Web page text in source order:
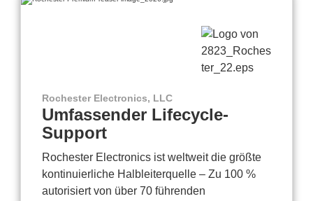
Rochester Electronics, LLC
Umfassender Lifecycle-
Support
Rochester Electronics ist weltweit die größte
kontinuierliche Halbleiterquelle – Zu 100 %
autorisiert von über 70 führenden